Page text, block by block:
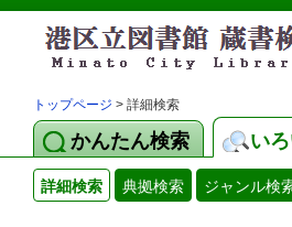
トップページ > 詳細検索
かんたん検索 い
詳細検索 典拠検索 ジャンル検